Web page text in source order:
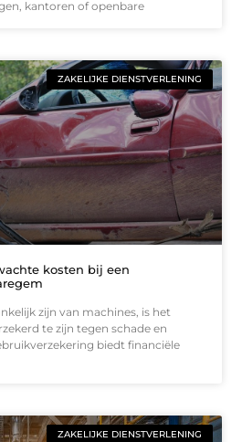
kantoren of openbare
ZAKELIJKE DIENSTVERLENING
kosten bij een
zijn van machines, is het
te zijn tegen schade en
biedt financiële
ZAKELIJKE DIENSTVERLENING